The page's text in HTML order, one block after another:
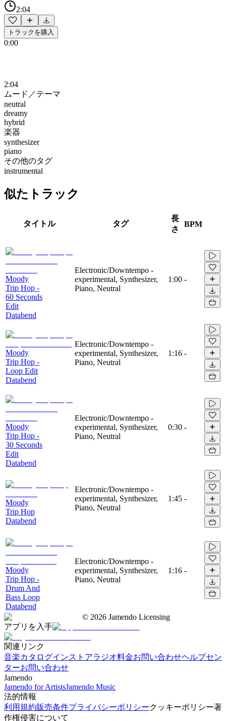
2:04
トラックを購入
0:00
2:04
ムード／テーマ
neutral
dreamy
hybrid
楽器
synthesizer
piano
その他のタグ
instrumental
似たトラック
タイトル タグ
長
さ
BPM
Moody
Trip Hop -
60 Seconds
Edit
Databend
Electronic/Downtempo -
experimental, Synthesizer,
Piano, Neutral
1:00 -
Moody
Trip Hop -
Loop Edit
Databend
Electronic/Downtempo -
experimental, Synthesizer,
Piano, Neutral
1:16 -
Moody
Trip Hop -
30 Seconds
Edit
Databend
Electronic/Downtempo -
experimental, Synthesizer,
Piano, Neutral
0:30 -
Moody
Trip Hop
Databend
Electronic/Downtempo -
experimental, Synthesizer,
Piano, Neutral
1:45 -
Moody
Trip Hop -
Drum And
Bass Loop
Databend
Electronic/Downtempo -
experimental, Synthesizer,
Piano, Neutral
1:16 -
© 2026 Jamendo Licensing
アプリを入手
関連リンク
音楽カタログインストアラジオ料金お問い合わせヘルプセン
ターお問い合わせ
Jamendo
Jamendo for ArtistsJamendo Music
法的情報
利用規約販売条件プライバシーポリシークッキーポリシー著
作権侵害について